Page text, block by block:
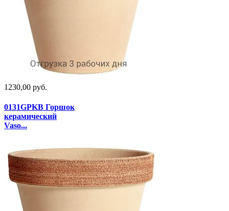
1230,00 руб.
0131GPKB Горшок
керамический
Vaso...